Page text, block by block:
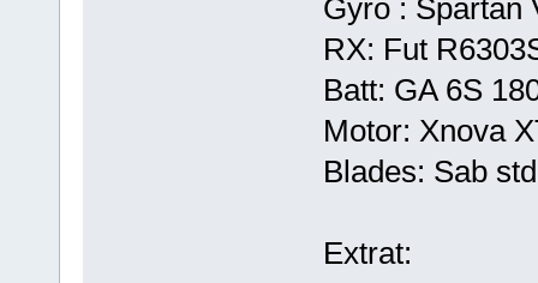
Gyro : Spartan
RX: Fut
Batt: GA 6S
Motor: Xnova
Blades: Sab
Extrat: